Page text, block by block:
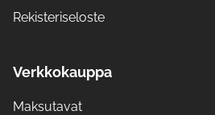
Rekisteriseloste
Verkkokauppa
Maksutavat